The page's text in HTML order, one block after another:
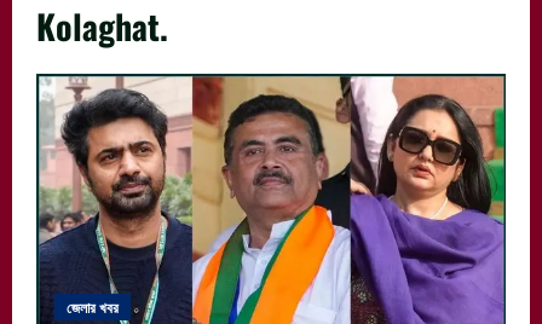
Kolaghat.
জেলার খবর